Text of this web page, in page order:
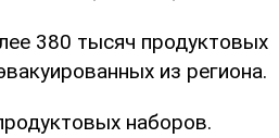
380 тысяч продуктовых
из региона.
наборов.